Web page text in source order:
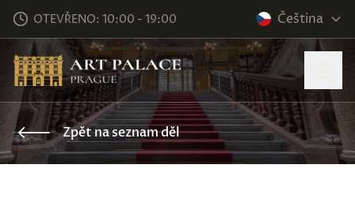
OTEVŘENO: 10:00 - 19:00 Čeština
Zpět na seznam děl